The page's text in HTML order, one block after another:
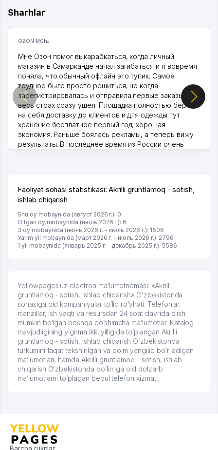
Sharhlar
OZON MChJ
Мне Озон помог выкарабкаться, когда личный
магазин в Самарканде начал загибаться и я вовремя
поняла, что обычный офлайн это тупик. Самое
трудное было просто решиться, но когда
зарегистрировалась и отправила первые заказы,
весь страх сразу ушел. Площадка полностью берет
на себя доставку до клиентов и для одежды тут
хранение бесплатное первый год, хорошая
экономия. Раньше боялась рекламы, а теперь вижу
результаты. В последнее время из России очень
Faoliyat sohasi statistikasi: Akrilli gruntlamoq - sotish,
ishlab chiqarish
Shu oy mobaynida (август 2026 г.): 0
O'tgan oy mobaynida (июль 2026 г.): 6
3 oy mobaynida (июнь 2026 г. - июль 2026 г.): 1506
Yarim yil mobaynida (март 2026 г. - июль 2026 г.): 2796
1 yil mobaynida (январь 2025 г. - декабрь 2025 г.): 5586
Yellowpages.uz electron ma’lumotnomasi: «Akrilli
gruntlamoq - sotish, ishlab chiqarish» Oʻzbekistonda
sohasiga oid kompaniyalar to’liq ro’yhati. Telefonlar,
manzillar, ish vaqti va resursdan 24 soat davrida olish
mumkin bo’lgan boshqa qo’shimcha ma’lumotlar. Katalog
mavjudligining yigirma ikki yilligida to’plangan Akrilli
gruntlamoq - sotish, ishlab chiqarish Oʻzbekistonda
turkumini faqat tekshirilgan va doim yangilib bo’riladigan
ma’lumotlari, hamda Akrilli gruntlamoq - sotish, ishlab
chiqarish Oʻzbekistonda bo’limiga oid dolzarb
ma’lumotlarni to’plagan bepul telefon xizmati.